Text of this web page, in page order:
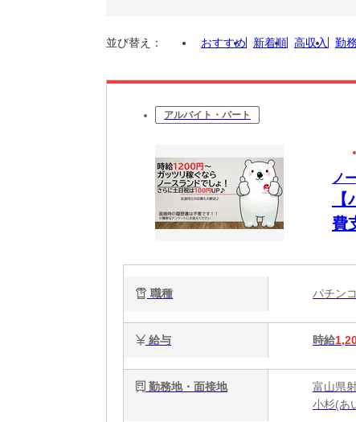
並び替え： おすすめ 新着順 高収入 勤
アルバイト・パート
ノ
費
職種 パチン
給与 時給
勤務地・面接地
富山県
小杉(あ